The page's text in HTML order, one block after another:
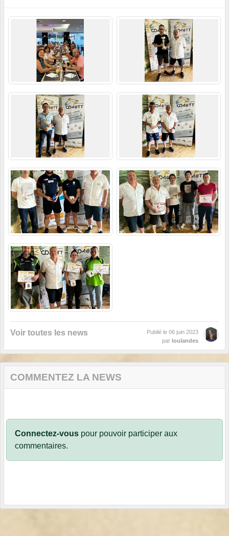
Voir toutes les news Publié le 06 juin 2023
par loulandes
COMMENTEZ LA NEWS
Connectez-vous pour pouvoir participer aux
commentaires.